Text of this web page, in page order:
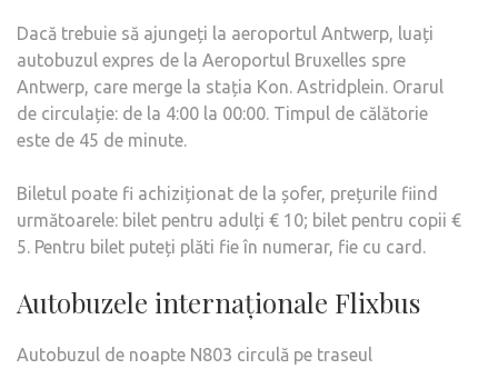
Dacă trebuie să ajungeți la aeroportul Antwerp, luați
autobuzul expres de la Aeroportul Bruxelles spre
Antwerp, care merge la stația Kon. Astridplein. Orarul
de circulație: de la 4:00 la 00:00. Timpul de călătorie
este de 45 de minute.
Biletul poate fi achiziționat de la șofer, prețurile fiind
următoarele: bilet pentru adulți € 10; bilet pentru copii €
5. Pentru bilet puteți plăti fie în numerar, fie cu card.
Autobuzele internaționale Flixbus
Autobuzul de noapte N803 circulă pe traseul